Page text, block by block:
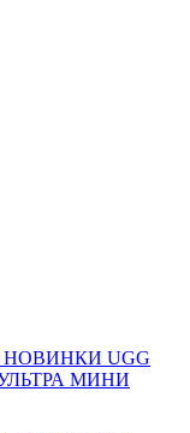
НОВИНКИ UGG
УЛЬТРА МИНИ